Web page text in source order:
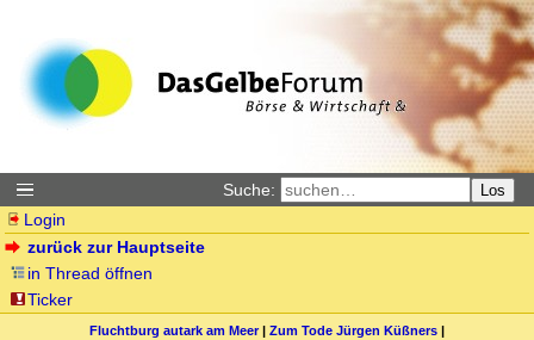
Suche: Los
Login
zurück zur Hauptseite
in Thread öffnen
Ticker
Fluchtburg autark am Meer| Zum Tode Jürgen Küßners |